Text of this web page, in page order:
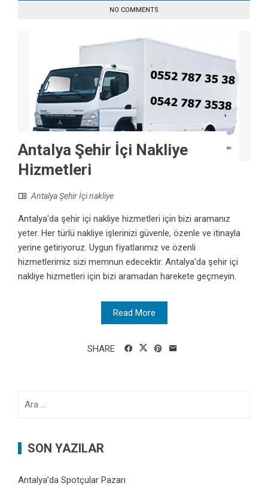
NO COMMENTS
Antalya Şehir İçi Nakliye
Hizmetleri
Antalya Şehir İçi nakliye
Antalya'da şehir içi nakliye hizmetleri için bizi aramanız
yeter. Her türlü nakliye işlerinizi güvenle, özenle ve itinayla
yerine getiriyoruz. Uygun fiyatlarımız ve özenli
hizmetlerimiz sizi memnun edecektir. Antalya'da şehir içi
nakliye hizmetleri için bizi aramadan harekete geçmeyin.
Read More
SHARE
SON YAZILAR
Antalya’da Spotçular Pazarı